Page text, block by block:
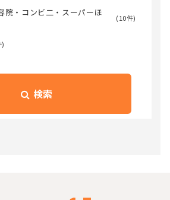
院・コンビ二・スーパーほ
(10件)
)
検索